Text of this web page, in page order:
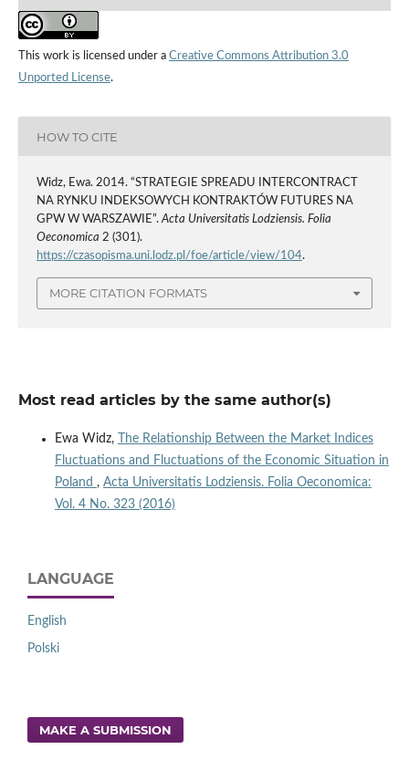
This work is licensed under a Creative Commons Attribution 3.0
Unported License.
HOW TO CITE
Widz, Ewa. 2014. “STRATEGIE SPREADU INTERCONTRACT
NA RYNKU INDEKSOWYCH KONTRAKTÓW FUTURES NA
GPW W WARSZAWIE”.Acta Universitatis Lodziensis. Folia
Oeconomica 2 (301).
https://czasopisma.uni.lodz.pl/foe/article/view/104.
MORE CITATION FORMATS
Most read articles by the same author(s)
Ewa Widz,
The Relationship Between the Market Indices
Fluctuations and Fluctuations of the Economic Situation in
Poland , Acta Universitatis Lodziensis. Folia Oeconomica:
Vol. 4 No. 323 (2016)
LANGUAGE
English
Polski
MAKE A SUBMISSION